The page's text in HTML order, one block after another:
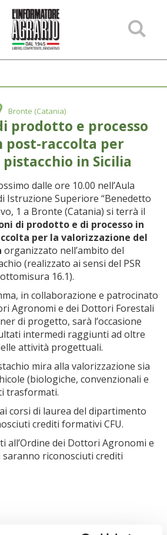
Bronte (Catania)
prodotto e processo
post-raccolta per
in Sicilia
dalle ore 10.00 nell’Aula
Istruzione Superiore “Benedetto
1 a Bronte (Catania) si terrà il
di prodotto e di processo in
per la valorizzazione del
organizzato nell’ambito del
(realizzato ai sensi del PSR
16.1).
in collaborazione e patrocinato
Agronomi e dei Dottori Forestali
di progetto, sarà l’occasione
intermedi raggiunti ad oltre
attività progettuali.
mira alla valorizzazione sia
(biologiche, convenzionali e
trasformati.
corsi di laurea del dipartimento
crediti formativi CFU.
all’Ordine dei Dottori Agronomi e
riconosciuti crediti